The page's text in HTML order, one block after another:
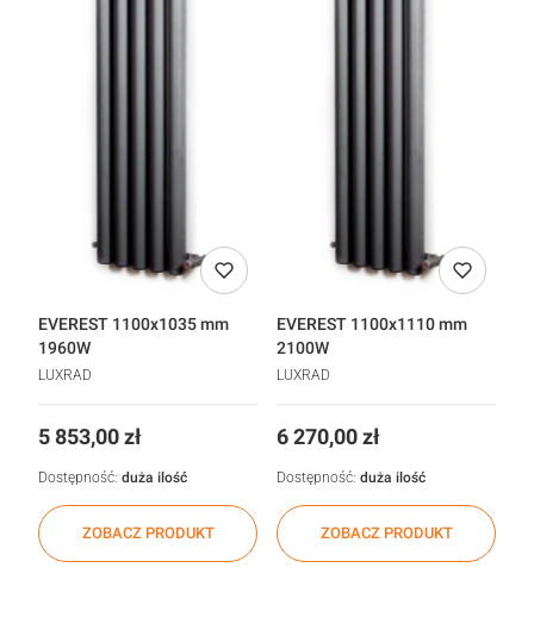
EVEREST 1100x1035 mm
1960W
LUXRAD
Cena
5 853,00 zł
ZOBACZ PRODUKT
Dostępność: duża ilość
EVEREST 1100x1110 mm
2100W
LUXRAD
Cena
6 270,00 zł
ZOBACZ PRODUKT
Dostępność: duża ilość